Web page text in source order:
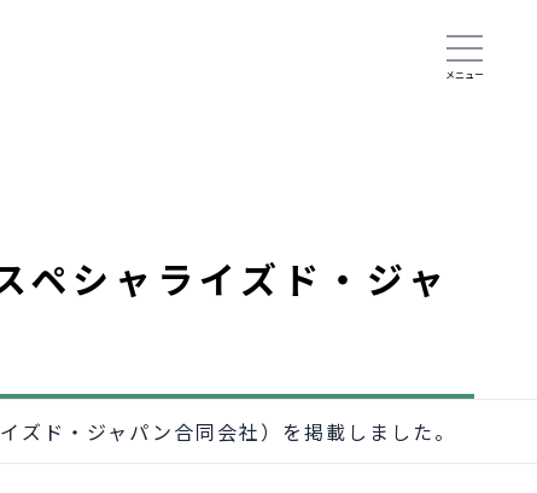
ペシャライズド・ジャ
ド・ジャパン合同会社）を掲載しました。